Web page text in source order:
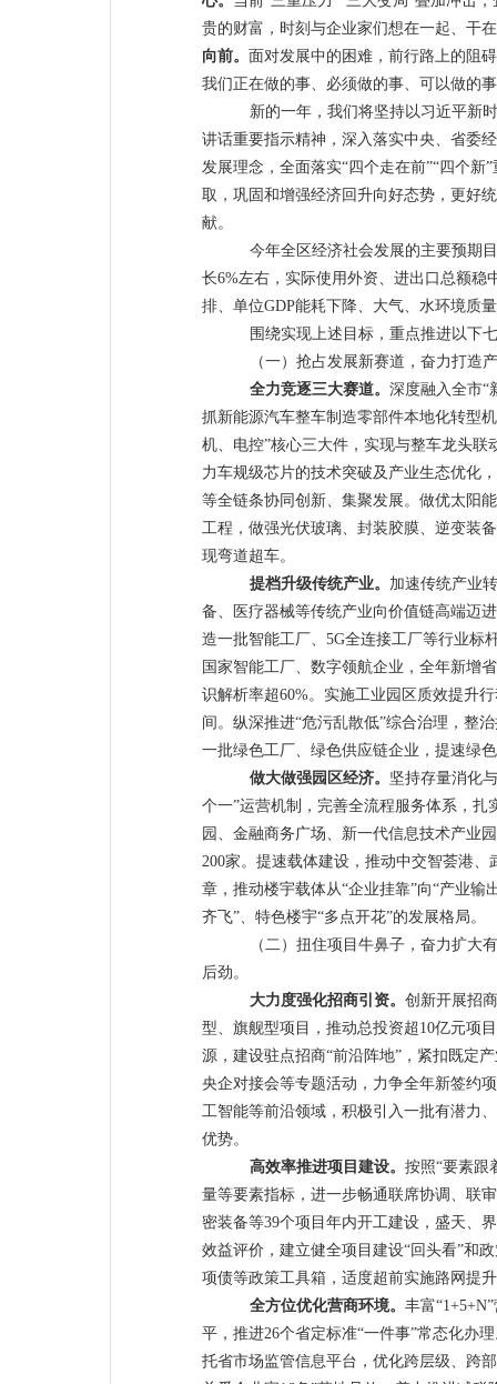
贵的财富，时刻与企业家们想在一起、干
向前。 面对发展中的困难，前行路上的阻
我们正在做的事、必须做的事、可以做的
新的一年，我们将坚持以习近平新
讲话重要指示精神，深入落实中央、 省委
发展理念，全面落实“四个走在前”“四个新”
取，巩固和增强经济回升向好态势，更好
献。
今年全区经济社会发展的主要预期
长6%左右 ， 实际使用外资、进出口总额稳
排、单位GDP能耗下降、大气、水环境质
围绕实现上述目标，重点推进以下
（一）抢占发展新赛道，奋力打造
全力竞逐三大赛道。 深度融入全市“
抓新能源汽车整车制造零部件本地化转型
机、电控”核心三大件， 实现与整车龙头联
力车规级芯片的技术突破及 产业生态优化 ，
等全链条协同创新、集聚发展。 做优太阳
工程， 做强光伏玻璃、封装胶膜、逆变装
现弯道超车。
提档升级传统产业。 加速传统产业
备、医疗器械等传统产业向价值链高端迈进
造一批智能工厂、 5G全连接工厂等行业标
国家智能工厂、数字领航企业，全年新增
识解析率超60%。 实施工业园区质效提升
间 。纵深推进“危污乱散低”综合治理，整
一批绿色工厂、绿色供应链企业 ， 提速绿
做大做强园区经济。 坚持存量消化
个一”运营机制，完善全流程服务体系，扎
园、金融商务广场、新一代信息技术产业
200家。提速载体建设，推动中交智荟港
章，推动楼宇载体从“企业挂靠”向“产业输
齐飞”、特色楼宇“多点开花”的发展格局。
（二）扭住项目牛鼻子，奋力扩大
后劲。
大力度强化招商引资。 创新开展招
型、旗舰型项目，推动总投资超 10亿元项
源，建设驻点招商“前沿阵地” ，紧扣既定
央企对接会等专题活动，力争全年新签约
工智能等前沿领域，积极引入一批有潜力
优势。
高效率推进项目建设。 按照“要素跟
量等要素指标， 进一步畅通联席协调、联
密装备等39个项目年内开工建设，盛天、
效益评价，建立健全项目建设“回头看”和
项债等政策工具箱，适度超前实施路网提
全方位优化营商环境。 丰富“1+5+N”
平 ，推进26个省定标准“一件事”常态化办
托省市场监管信息平台，优化跨层级、跨